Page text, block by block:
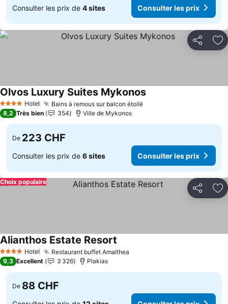
Consulter les prix de 4 sites Consulter les prix
Partager
4 Étoiles Hotel Bains à remous sur balcon étoiléConsulter les prix
Olvos Luxury Suites MykonosConsulter les prix
8,2 Très bien 354 Ville de Mykonos
De 223 CHF
Consulter les prix de 6 sites Consulter les prix
Partager
Choix populaire
4 Étoiles Hotel Restaurant buffet Amalthea
Alianthos Estate Resort
9,3 Excellent 3 326 Plakias
De 88 CHF